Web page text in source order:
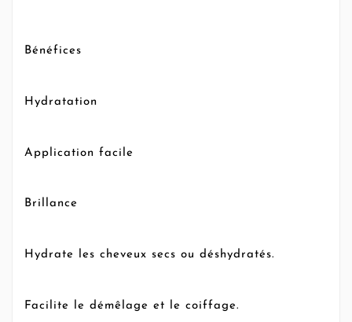
Bénéfices
Hydratation
Application facile
Brillance
Hydrate les cheveux secs ou déshydratés.
Facilite le démêlage et le coiffage.